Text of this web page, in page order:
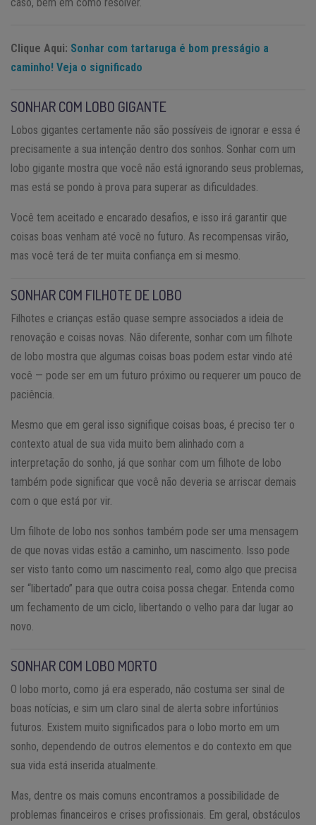
Clique Aqui: Sonhar com tartaruga é bom presságio a
caminho! Veja o significado
SONHAR COM LOBO GIGANTE
Lobos gigantes certamente não são possíveis de ignorar e essa é
precisamente a sua intenção dentro dos sonhos. Sonhar com um
lobo gigante mostra que você não está ignorando seus problemas,
mas está se pondo à prova para superar as dificuldades.
Você tem aceitado e encarado desafios, e isso irá garantir que
coisas boas venham até você no futuro. As recompensas virão,
mas você terá de ter muita confiança em si mesmo.
SONHAR COM FILHOTE DE LOBO
Filhotes e crianças estão quase sempre associados a ideia de
renovação e coisas novas. Não diferente, sonhar com um filhote
de lobo mostra que algumas coisas boas podem estar vindo até
você — pode ser em um futuro próximo ou requerer um pouco de
paciência.
Mesmo que em geral isso signifique coisas boas, é preciso ter o
contexto atual de sua vida muito bem alinhado com a
interpretação do sonho, já que sonhar com um filhote de lobo
também pode significar que você não deveria se arriscar demais
com o que está por vir.
Um filhote de lobo nos sonhos também pode ser uma mensagem
de que novas vidas estão a caminho, um nascimento. Isso pode
ser visto tanto como um nascimento real, como algo que precisa
ser “libertado” para que outra coisa possa chegar. Entenda como
um fechamento de um ciclo, libertando o velho para dar lugar ao
novo.
SONHAR COM LOBO MORTO
O lobo morto, como já era esperado, não costuma ser sinal de
boas notícias, e sim um claro sinal de alerta sobre infortúnios
futuros. Existem muito significados para o lobo morto em um
sonho, dependendo de outros elementos e do contexto em que
sua vida está inserida atualmente.
Mas, dentre os mais comuns encontramos a possibilidade de
problemas financeiros e crises profissionais. Em geral, obstáculos